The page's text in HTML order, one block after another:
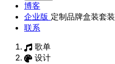
博客
企业版 定制品牌盒装套装
联系
歌单
设计